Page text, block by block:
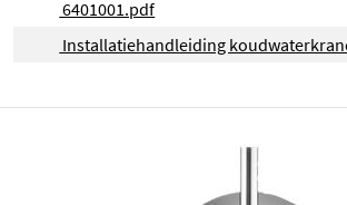
6401001.pdf
Installatiehandleiding